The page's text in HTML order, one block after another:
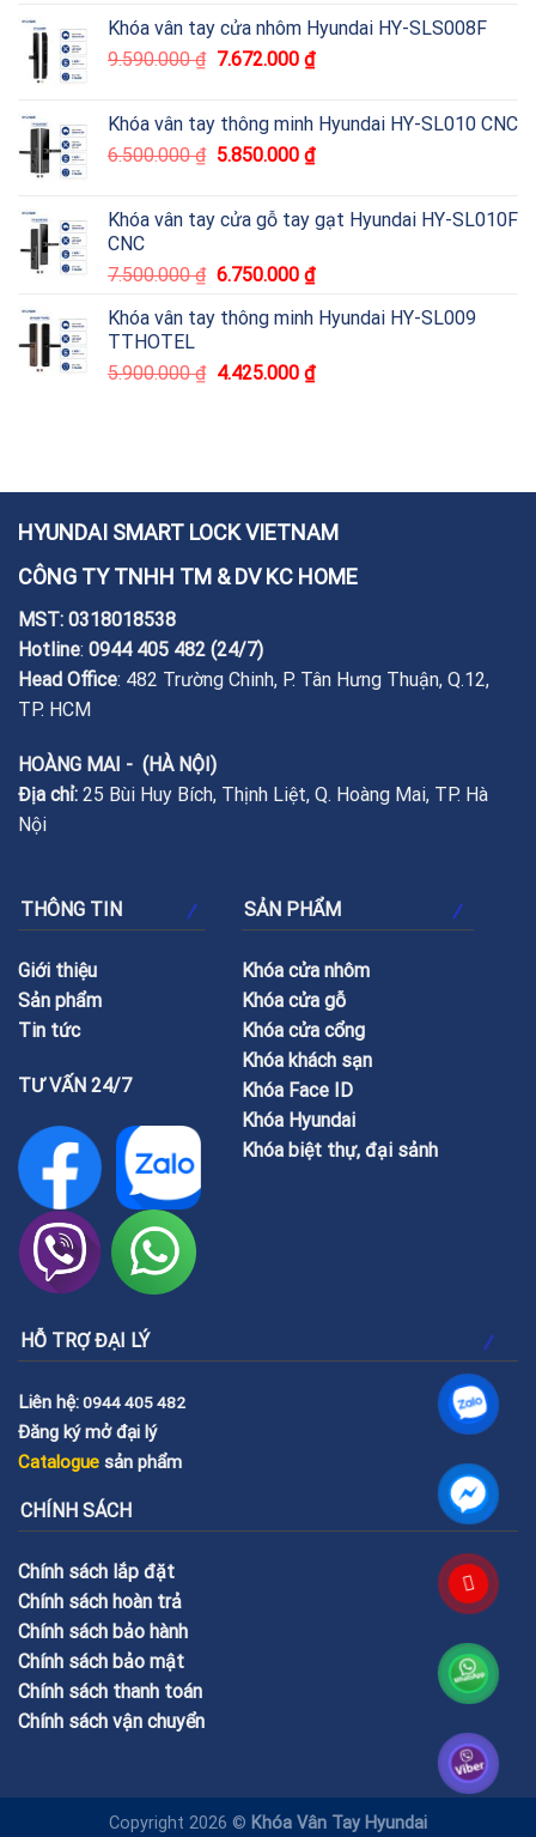
Khóa vân tay cửa nhôm Hyundai HY-SLS008F
9.590.000₫ 7.672.000 ₫
Khóa vân tay thông minh Hyundai HY-SL010 CNC
6.500.000₫ 5.850.000 ₫
Khóa vân tay cửa gỗ tay gạt Hyundai HY-SL010F
CNC
7.500.000₫ 6.750.000 ₫
Khóa vân tay thông minh Hyundai HY-SL009
TTHOTEL
5.900.000₫ 4.425.000 ₫
HYUNDAI SMART LOCK VIETNAM
CÔNG TY TNHH TM & DV KC HOME
MST: 0318018538
Hotline: 0944 405 482 (24/7)
Head Office: 482 Trường Chinh, P. Tân Hưng Thuận, Q.12,
TP. HCM
HOÀNG MAI - (HÀ NỘI)
Địa chỉ: 25 Bùi Huy Bích, Thịnh Liệt, Q. Hoàng Mai, TP. Hà
Nội
THÔNG TIN
Giới thiệu
Sản phẩm
Tin tức
TƯ VẤN 24/7
SẢN PHẨM
Khóa cửa nhôm
Khóa cửa gỗ
Khóa cửa cổng
Khóa khách sạn
Khóa Face ID
Khóa Hyundai
Khóa biệt thự, đại sảnh
HỖ TRỢ ĐẠI LÝ
Liên hệ:0944 405 482
Đăng ký mở đại lý
Catalogue sản phẩm
CHÍNH SÁCH
Chính sách lắp đặt
Chính sách hoàn trả
Chính sách bảo hành
Chính sách bảo mật
Chính sách thanh toán
Chính sách vận chuyển
Copyright 2026 © Khóa Vân Tay Hyundai